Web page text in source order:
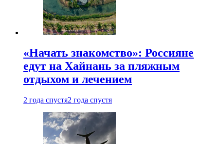
«Начать знакомство»: Россияне
едут на Хайнань за пляжным
отдыхом и лечением
2 года спустя2 года спустя